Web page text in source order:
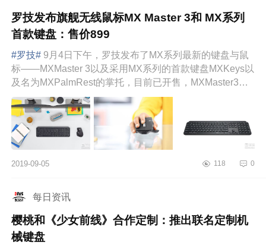
罗技发布旗舰无线鼠标MX Master 3和 MX系列
首款键盘：售价899
#罗技# 9月4日下午，罗技发布了MX系列最新的键盘与鼠
标——MXMaster 3以及采用MX系列的首款键盘MXKeys以
及名为MXPalmRest的掌托，目前已开售，MXMaster3与
前代保持同售价，为￥89...
2019-09-05 118 0
每日资讯
樱桃和《少女前线》合作定制：推出联名定制机
械键盘